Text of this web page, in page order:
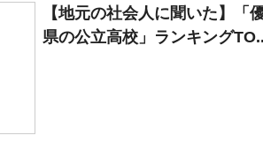
【地元の社会人に聞いた】「
県の公立高校」ランキング